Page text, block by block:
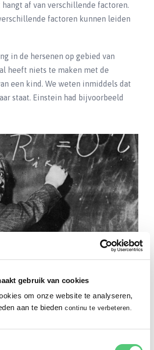
gebruik van cookies
om onze website te analyseren,
aan te bieden continu te verbeteren.
af van verschillende factoren.
factoren kunnen leiden
in de hersenen op gebied van
heeft niets te maken met de
een kind. We weten inmiddels dat
staat. Einstein had bijvoorbeeld
kinderen met dyslexie de
de hersenen minder sterk
letters en woorden automatisch te